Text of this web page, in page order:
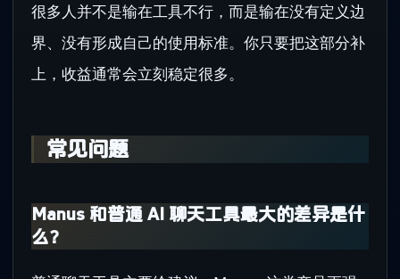
很多人并不是输在工具不行，而是输在没有定义边
界、没有形成自己的使用标准。你只要把这部分补
上，收益通常会立刻稳定很多。
常见问题
Manus 和普通 AI 聊天工具最大的差异是什
么？